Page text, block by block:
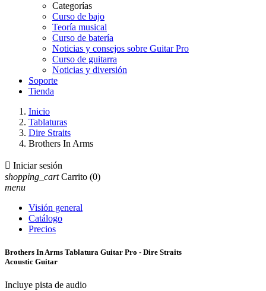
Categorías
Curso de bajo
Teoría musical
Curso de batería
Noticias y consejos sobre Guitar Pro
Curso de guitarra
Noticias y diversión
Soporte
Tienda
Inicio
Tablaturas
Dire Straits
Brothers In Arms
 Iniciar sesión
shopping_cart Carrito (0)
menu
Visión general
Catálogo
Precios
Brothers In Arms Tablatura Guitar Pro - Dire Straits
Acoustic Guitar
Incluye pista de audio